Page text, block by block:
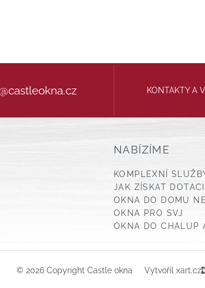
KONTAKTY A
NABÍZÍME
KOMPLEXNÍ
JAK ZÍSKAT DOTACI
OKNA DO DOMU
OKNA PRO SVJ
OKNA DO CHALUP
© 2026 Copyright Castle okna Vytvořil xart.cz